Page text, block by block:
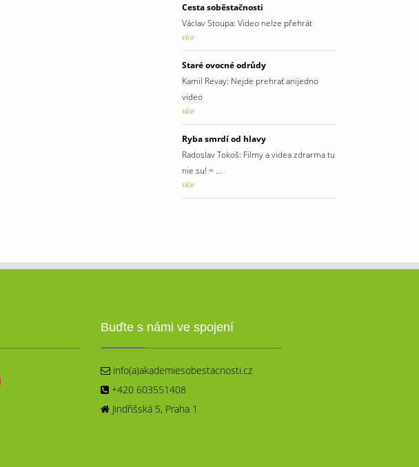
Cesta soběstačnosti
Václav Stoupa: Video nelze přehrát
více
Staré ovocné odrůdy
Kamil Revay: Nejde prehrať anijedno
video
více
Ryba smrdí od hlavy
Radoslav Tokoš: Filmy a videa zdrarma tu
nie su! = ...
více
Buďte s námi ve spojení
info(a)akademiesobestacnosti.cz
+420 603551408
Jindřišská 5, Praha 1